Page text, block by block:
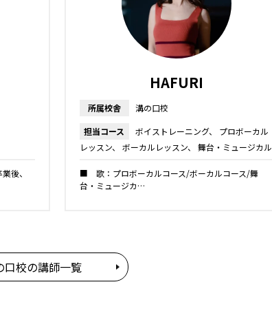
後、
HAFURI
所属校舎
溝の口校
担当コース
ボイストレーニング
プロボーカル
レッスン
ボーカルレッスン
舞台・ミュージカル
■ 歌：プロボーカルコース/ボーカルコース/舞
台・ミュージカ…
口校の講師一覧